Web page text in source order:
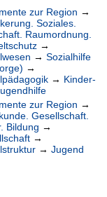
zur Region →
Soziales.
Raumordnung.
→
→ Sozialhilfe
→
→ Kinder-
zur Region →
Gesellschaft.
Bildung →
→
→ Jugend